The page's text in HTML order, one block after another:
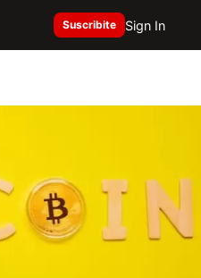
Suscribite Sign In